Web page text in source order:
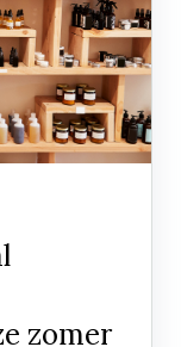
zomer